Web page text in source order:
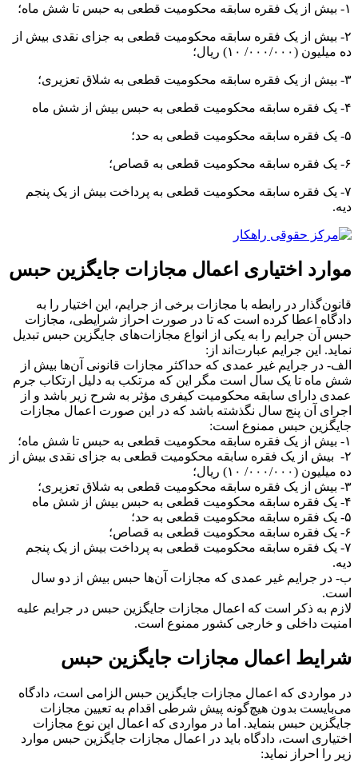
۱- بیش از یک فقره سابقه محکومیت قطعی به حبس تا شش ماه؛
۲- بیش از یک فقره سابقه محکومیت قطعی به جزای نقدی بیش از
ده میلیون (۰۰۰/۰۰۰/ ۱۰) ریال؛
۳- بیش از یک فقره سابقه محکومیت قطعی به شلاق تعزیری؛
۴- یک فقره سابقه محکومیت قطعی به حبس بیش از شش ماه
۵- یک فقره سابقه محکومیت قطعی به حد؛
۶- یک فقره سابقه محکومیت قطعی به قصاص؛
۷- یک فقره سابقه محکومیت قطعی به پرداخت بیش از یک‌ پنجم
دیه.
موارد اختیاری اعمال مجازات جایگزین حبس
قانون‌گذار در رابطه با مجازات برخی از جرایم، این اختیار را به
دادگاه اعطا کرده است که تا در صورت احراز شرایطی، مجازات
حبس آن جرایم را به یکی از انواع مجازات‌های جایگزین حبس تبدیل
نماید. این جرایم عبارت‌اند از:
الف- در جرایم غیر عمدی که حداکثر مجازات قانونی آن‌ها بیش از
شش ماه تا یک سال است مگر این که مرتکب به دلیل ارتکاب جرم
عمدی دارای سابقه محکومیت کیفری مؤثر به شرح زیر باشد و از
اجرای آن پنج سال نگذشته باشد که در این صورت اعمال مجازات
جایگزین حبس ممنوع است:
۱- بیش از یک فقره سابقه محکومیت قطعی به حبس تا شش ماه؛
۲- بیش از یک فقره سابقه محکومیت قطعی به جزای نقدی بیش از
ده میلیون (۰۰۰/۰۰۰/ ۱۰) ریال؛
۳- بیش از یک فقره سابقه محکومیت قطعی به شلاق تعزیری؛
۴- یک فقره سابقه محکومیت قطعی به حبس بیش از شش ماه
۵- یک فقره سابقه محکومیت قطعی به حد؛
۶- یک فقره سابقه محکومیت قطعی به قصاص؛
۷- یک فقره سابقه محکومیت قطعی به پرداخت بیش از یک‌ پنجم
دیه.
ب- در جرایم غیر عمدی که مجازات آن‌ها حبس بیش از دو سال
است.
لازم به ذکر است که اعمال مجازات جایگزین حبس در جرایم علیه
امنیت داخلی و خارجی کشور ممنوع است.
شرایط اعمال مجازات جایگزین حبس
در مواردی که اعمال مجازات جایگزین حبس الزامی است، دادگاه
می‌بایست بدون هیچ‌گونه پیش شرطی اقدام به تعیین مجازات
جایگزین حبس بنماید. اما در مواردی که اعمال این نوع مجازات
اختیاری است، دادگاه باید در اعمال مجازات جایگزین حبس موارد
زیر را احراز نماید: